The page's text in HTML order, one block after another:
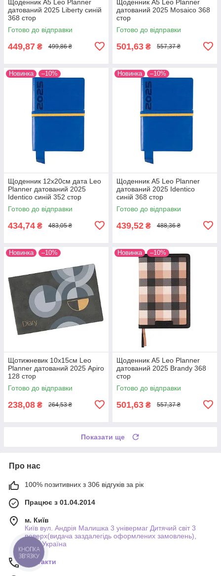
Щоденник А5 Leo Planner
датований 2025 Liberty синій
368 стор
Готово до відправки
449,87 ₴ 499,86 ₴
Щоденник А5 Leo Planner
датований 2025 Mosaico 368
стор
Готово до відправки
501,63 ₴ 557,37 ₴
Новинка –10%
Щоденник 12х20cм дата Leo
Planner датований 2025
Identico синій 352 стор
Готово до відправки
434,74 ₴ 483,05 ₴
Новинка –10%
Щоденник А5 Leo Planner
датований 2025 Identico
синій 368 стор
Готово до відправки
439,52 ₴ 488,36 ₴
Новинка –10%
Щотижневик 10х15см Leo
Planner датований 2025 Apiro
128 стор
Готово до відправки
238,08 ₴ 264,53 ₴
Новинка –10%
Щоденник А5 Leo Planner
датований 2025 Brandy 368
стор
Готово до відправки
501,63 ₴ 557,37 ₴
Показати ще
Про нас
100% позитивних з 306 відгуків за рік
Працює з 01.04.2014
м. Київ
Київ вул. Андрія Малишка 3 універмаг Дитячий світ 3
поверх(видача заздалегідь оформлених замовлень),
Київ, Україна
Контакти
КНОПКА
ЗВ'ЯЗКУ